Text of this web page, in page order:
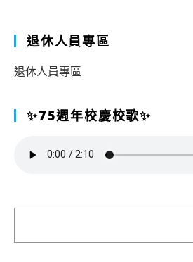
退休人員專區
退休人員專區
✨75週年校慶校歌✨